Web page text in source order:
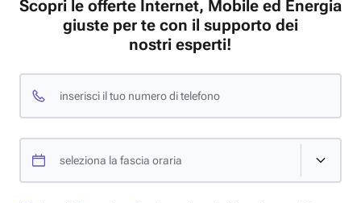
Scopri le offerte Internet, Mobile ed Energia
giuste per te con il supporto dei
nostri esperti!
inserisci il tuo numero di telefono
seleziona la fascia oraria